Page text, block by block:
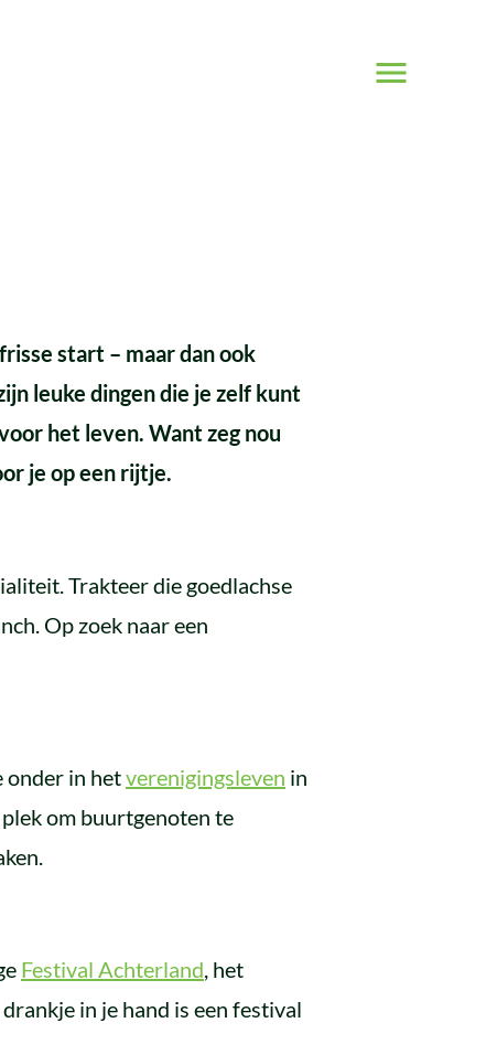
start – maar dan ook
leuke dingen die je zelf kunt
het leven. Want zeg nou
je op een rijtje.
Trakteer die goedlachse
Op zoek naar een
onder in hetverenigingsleven in
om buurtgenoten te
Festival Achterland, het
in je hand is een festival